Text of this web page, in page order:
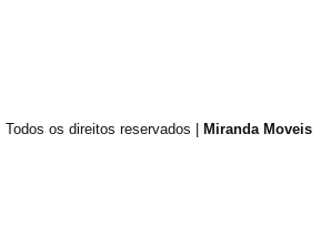
os direitos reservados | Miranda Moveis